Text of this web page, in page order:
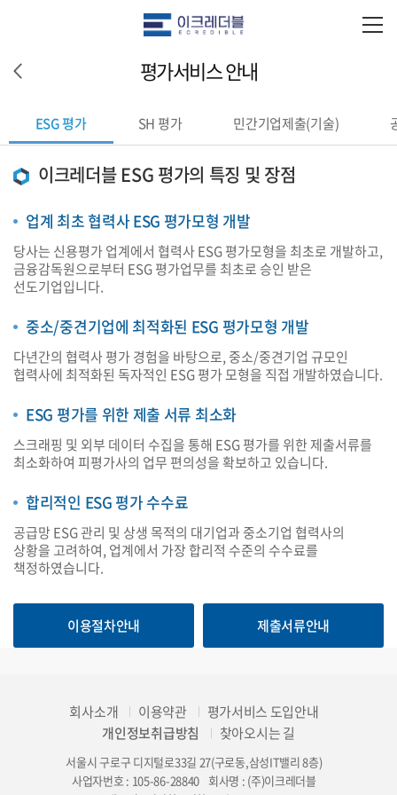
평가서비스 안내
ESG 평가 SH 평가 민간기업제출(기술)
이크레더블 ESG 평가의 특징 및 장점
업계 최초 협력사 ESG 평가모형 개발
당사는 신용평가 업계에서 협력사 ESG 평가모형을 최초로 개발하고,
금융감독원으로부터 ESG 평가업무를 최초로 승인 받은
선도기업입니다.
중소/중견기업에 최적화된 ESG 평가모형 개발
다년간의 협력사 평가 경험을 바탕으로, 중소/중견기업 규모인
협력사에 최적화된 독자적인 ESG 평가 모형을 직접 개발하였습니다.
ESG 평가를 위한 제출 서류 최소화
스크래핑 및 외부 데이터 수집을 통해 ESG 평가를 위한 제출서류를
최소화하여 피평가사의 업무 편의성을 확보하고 있습니다.
합리적인 ESG 평가 수수료
공급망 ESG 관리 및 상생 목적의 대기업과 중소기업 협력사의
상황을 고려하여, 업계에서 가장 합리적 수준의 수수료를
책정하였습니다.
이용절차안내 제출서류안내
회사소개 이용약관
평가서비스 도입안내
개인정보취급방침
찾아오시는 길
서울시 구로구 디지털로33길 27(구로동,삼성IT밸리 8층)
사업자번호 : 105-86-28840 회사명 : (주)이크레더블